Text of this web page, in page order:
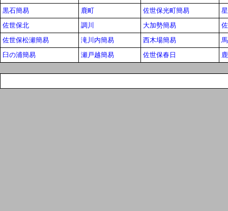
黒石簡易
鹿町 佐世保光町簡易
佐世保北
調川 大加勢簡易
佐世保松瀬簡易
滝川内簡易 西木場簡易
臼の浦簡易
瀬戸越簡易 佐世保春日